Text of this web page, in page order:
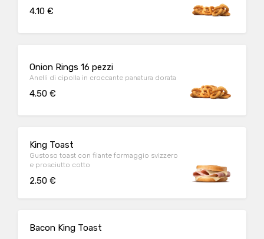
4.10 €
Onion Rings 16 pezzi
Anelli di cipolla in croccante panatura dorata
4.50 €
King Toast
Gustoso toast con filante formaggio svizzero
e prosciutto cotto
2.50 €
Bacon King Toast